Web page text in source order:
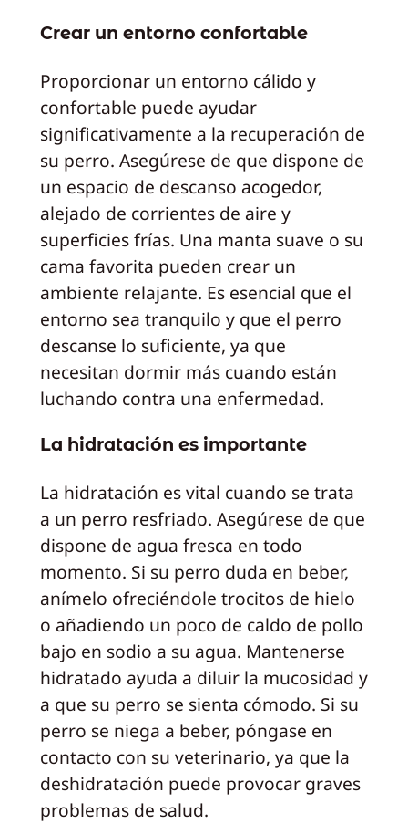
Crear un entorno confortable
Proporcionar un entorno cálido y
confortable puede ayudar
significativamente a la recuperación de
su perro. Asegúrese de que dispone de
un espacio de descanso acogedor,
alejado de corrientes de aire y
superficies frías. Una manta suave o su
cama favorita pueden crear un
ambiente relajante. Es esencial que el
entorno sea tranquilo y que el perro
descanse lo suficiente, ya que
necesitan dormir más cuando están
luchando contra una enfermedad.
La hidratación es importante
La hidratación es vital cuando se trata
a un perro resfriado. Asegúrese de que
dispone de agua fresca en todo
momento. Si su perro duda en beber,
anímelo ofreciéndole trocitos de hielo
o añadiendo un poco de caldo de pollo
bajo en sodio a su agua. Mantenerse
hidratado ayuda a diluir la mucosidad y
a que su perro se sienta cómodo. Si su
perro se niega a beber, póngase en
contacto con su veterinario, ya que la
deshidratación puede provocar graves
problemas de salud.